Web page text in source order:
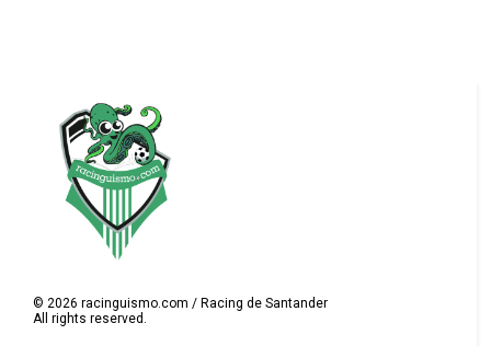
© 2026 racinguismo.com / Racing de Santander
All rights reserved.